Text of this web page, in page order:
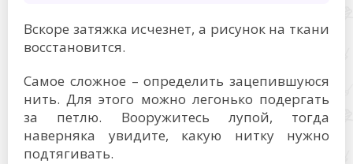
Вскоре затяжка исчезнет, а рисунок на ткани
восстановится.
Самое сложное – определить зацепившуюся
нить. Для этого можно легонько подергать
за петлю. Вооружитесь лупой, тогда
наверняка увидите, какую нитку нужно
подтягивать.